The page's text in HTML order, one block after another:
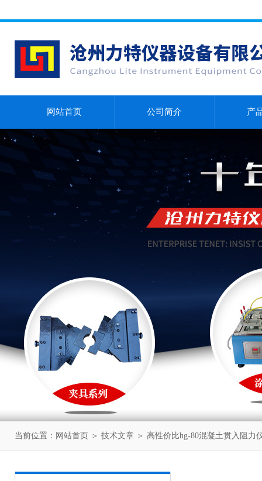
网站首页 公司简介 产
当前位置： 网站首页 ＞ 技术文章 ＞ 高性价比hg-80混凝土贯入阻力